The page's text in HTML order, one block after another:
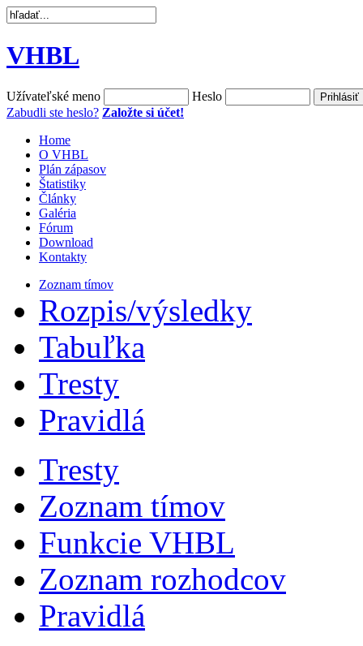
VHBL
Užívateľské meno
Heslo
Zabudli ste heslo? Založte si účet!
Home
O VHBL
Plán zápasov
Štatistiky
Články
Galéria
Fórum
Download
Kontakty
Zoznam tímov
Rozpis/výsledky
Tabuľka
Tresty
Pravidlá
Tresty
Zoznam tímov
Funkcie VHBL
Zoznam rozhodcov
Pravidlá